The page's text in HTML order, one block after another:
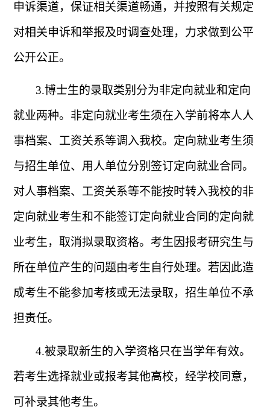
申诉渠道，保证相关渠道畅通，并按照有关规定
对相关申诉和举报及时调查处理，力求做到公平
公开公正。
3.博士生的录取类别分为非定向就业和定向
就业两种。非定向就业考生须在入学前将本人人
事档案、工资关系等调入我校。定向就业考生须
与招生单位、用人单位分别签订定向就业合同。
对人事档案、工资关系等不能按时转入我校的非
定向就业考生和不能签订定向就业合同的定向就
业考生，取消拟录取资格。考生因报考研究生与
所在单位产生的问题由考生自行处理。若因此造
成考生不能参加考核或无法录取，招生单位不承
担责任。
4.被录取新生的入学资格只在当学年有效。
若考生选择就业或报考其他高校，经学校同意，
可补录其他考生。